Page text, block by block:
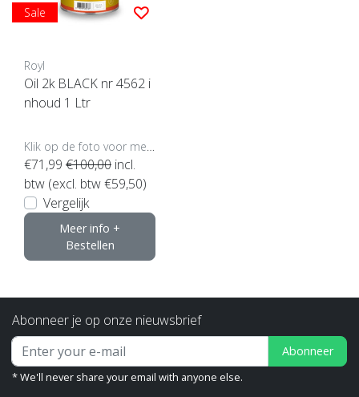
Sale
Royl
Oil 2k BLACK nr 4562 i
nhoud 1 Ltr
€71,99 €100,00 incl.
btw (excl. btw €59,50)
Vergelijk
Meer info +
Bestellen
Abonneer je op onze nieuwsbrief
Abonneer
* We'll never share your email with anyone else.